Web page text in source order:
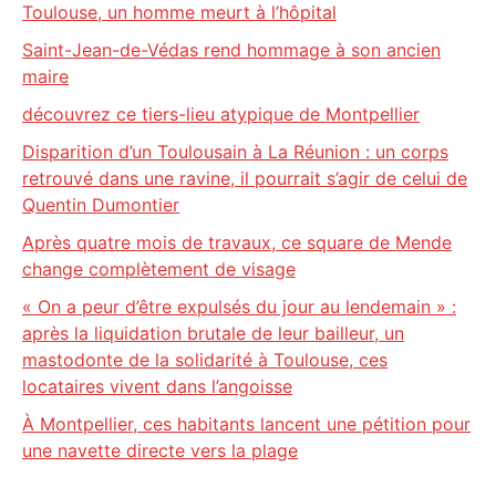
Toulouse, un homme meurt à l’hôpital
Saint-Jean-de-Védas rend hommage à son ancien
maire
découvrez ce tiers-lieu atypique de Montpellier
Disparition d’un Toulousain à La Réunion : un corps
retrouvé dans une ravine, il pourrait s’agir de celui de
Quentin Dumontier
Après quatre mois de travaux, ce square de Mende
change complètement de visage
« On a peur d’être expulsés du jour au lendemain » :
après la liquidation brutale de leur bailleur, un
mastodonte de la solidarité à Toulouse, ces
locataires vivent dans l’angoisse
À Montpellier, ces habitants lancent une pétition pour
une navette directe vers la plage